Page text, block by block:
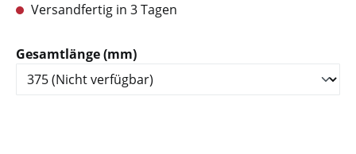
Versandfertig in 3 Tagen
Gesamtlänge (mm)auswählen